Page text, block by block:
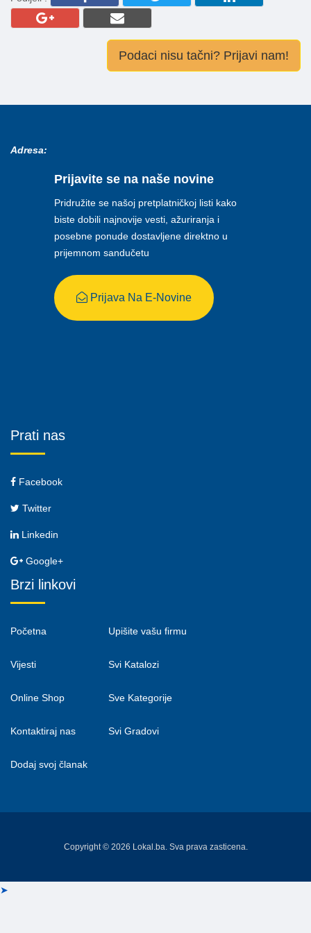
Podaci nisu tačni? Prijavi nam!
Adresa:
Prijavite se na naše novine
Pridružite se našoj pretplatničkoj listi kako
biste dobili najnovije vesti, ažuriranja i
posebne ponude dostavljene direktno u
prijemnom sandučetu
Prijava Na E-Novine
Prati nas
Facebook
Twitter
Linkedin
Google+
Brzi linkovi
Početna
Vijesti
Online Shop
Kontaktiraj nas
Dodaj svoj članak
Upišite vašu firmu
Svi Katalozi
Sve Kategorije
Svi Gradovi
Copyright © 2026 Lokal.ba. Sva prava zasticena.
➤